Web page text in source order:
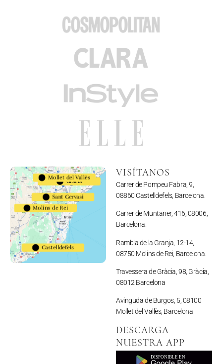
Gracia
Castelldefels
Sant Gervasi
691110052
Molins de Rei
Mollet del Vallès
623983794
VISÍTANOS
Carrer de Pompeu Fabra, 9,
08860 Castelldefels, Barcelona.
Carrer de Muntaner, 416, 08006,
Barcelona.
Rambla de la Granja, 12-14,
08750 Molins de Rei, Barcelona.
Travessera de Gràcia, 98, Gràcia,
08012 Barcelona
Avinguda de Burgos, 5, 08100
Mollet del Vallès, Barcelona
DESCARGA
NUESTRA APP